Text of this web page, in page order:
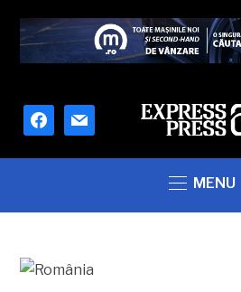
facebook
mail
MENU